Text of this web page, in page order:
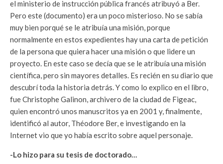
el ministerio de instrucción pública francés atribuyó a Ber.
Pero este (documento) era un poco misterioso. No se sabía
muy bien porqué se le atribuía una misión, porque
normalmente en estos expedientes hay una carta de petición
de la persona que quiera hacer una misión o que lidere un
proyecto. En este caso se decía que se le atribuía una misión
científica, pero sin mayores detalles. Es recién en su diario que
descubrí toda la historia detrás. Y como lo explico en el libro,
fue Christophe Galinon, archivero de la ciudad de Figeac,
quien encontró unos manuscritos ya en 2001 y, finalmente,
identificó al autor, Théodore Ber, e investigando en la
Internet vio que yo había escrito sobre aquel personaje.
-Lo hizo para su tesis de doctorado…